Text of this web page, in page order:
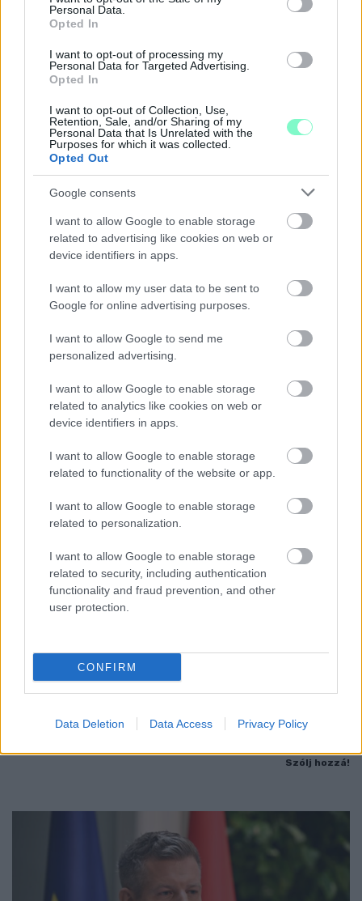
Personal Data.
Opted In
I want to opt-out of processing my
Personal Data for Targeted Advertising.
Opted In
I want to opt-out of Collection, Use,
Retention, Sale, and/or Sharing of my
Personal Data that Is Unrelated with the
Purposes for which it was collected.
Opted Out
Google consents
I want to allow Google to enable storage
related to advertising like cookies on web or
device identifiers in apps.
I want to allow my user data to be sent to
Google for online advertising purposes.
I want to allow Google to send me
personalized advertising.
I want to allow Google to enable storage
related to analytics like cookies on web or
device identifiers in apps.
I want to allow Google to enable storage
related to functionality of the website or app.
I want to allow Google to enable storage
related to personalization.
I want to allow Google to enable storage
related to security, including authentication
functionality and fraud prevention, and other
user protection.
CONFIRM
Data Deletion Data Access Privacy Policy
A GYŐRI FILHARMONIKUS ZENEKAR
A „Zenélő piac” című különleges koncerttel szeptember 7-én
rendhagyó helyszínen találkozhat a közönség a klasszikus
Szólj hozzá!
PERL, VÁRADI ÉS TANOH DEZ IS OTT VAN A FÉRFI
Észtország, Szlovénia és Svédország következik.
Szólj hozzá!